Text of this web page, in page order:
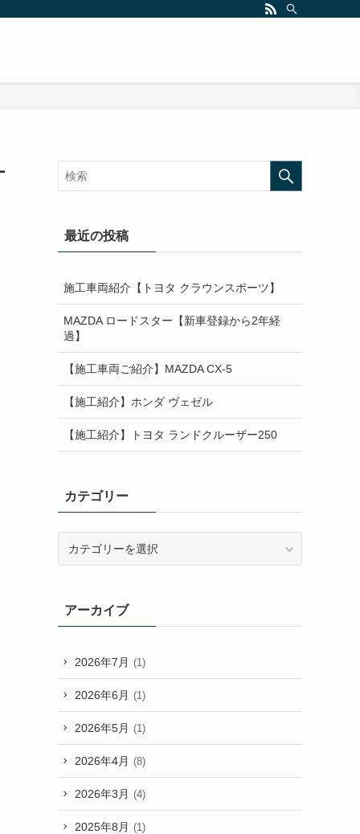
最近の投稿
施工車両紹介【トヨタ クラウンスポーツ】
MAZDA ロードスター【新車登録から2年経
過】
【施工車両ご紹介】MAZDA CX-5
【施工紹介】ホンダ ヴェゼル
【施工紹介】トヨタ ランドクルーザー250
カテゴリー
ーアーカイブ
2026年7月 (1)
2026年6月 (1)
2026年5月 (1)
2026年4月 (8)
2026年3月 (4)
2025年8月 (1)